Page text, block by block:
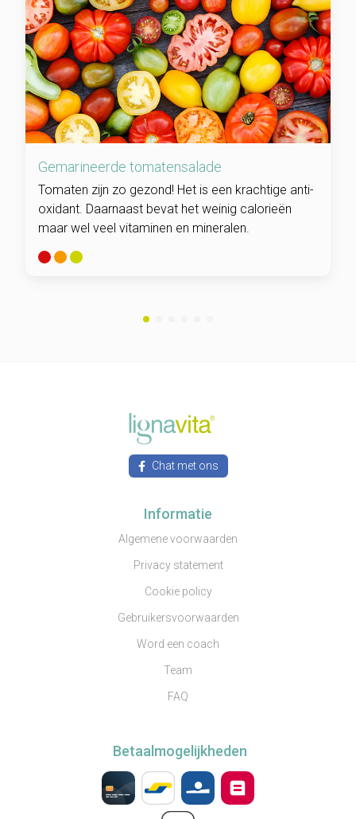
Gemarineerde tomatensalade
Tomaten zijn zo gezond! Het is een krachtige anti-
oxidant. Daarnaast bevat het weinig calorieën
maar wel veel vitaminen en mineralen.
Chat met ons
Informatie
Algemene voorwaarden
Privacy statement
Cookie policy
Gebruikersvoorwaarden
Word een coach
Team
FAQ
Betaalmogelijkheden